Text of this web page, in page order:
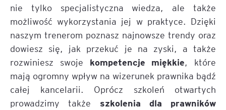
nie tylko specjalistyczna wiedza, ale także
możliwość wykorzystania jej w praktyce. Dzięki
naszym trenerom poznasz najnowsze trendy oraz
dowiesz się, jak przekuć je na zyski, a także
rozwiniesz swoje kompetencje miękkie, które
mają ogromny wpływ na wizerunek prawnika bądź
całej kancelarii. Oprócz szkoleń otwartych
prowadzimy także szkolenia dla prawników